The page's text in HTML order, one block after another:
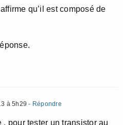
qu’il est composé de
à 5h29 - Répondre
, pour tester un transistor au